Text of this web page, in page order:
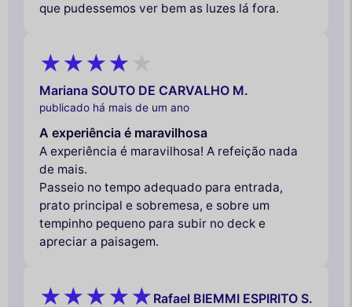
que pudessemos ver bem as luzes lá fora.
Mariana SOUTO DE CARVALHO M.
publicado há mais de um ano
A experiência é maravilhosa
A experiência é maravilhosa! A refeição nada
de mais.
Passeio no tempo adequado para entrada,
prato principal e sobremesa, e sobre um
tempinho pequeno para subir no deck e
apreciar a paisagem.
Rafael BIEMMI ESPIRITO S.